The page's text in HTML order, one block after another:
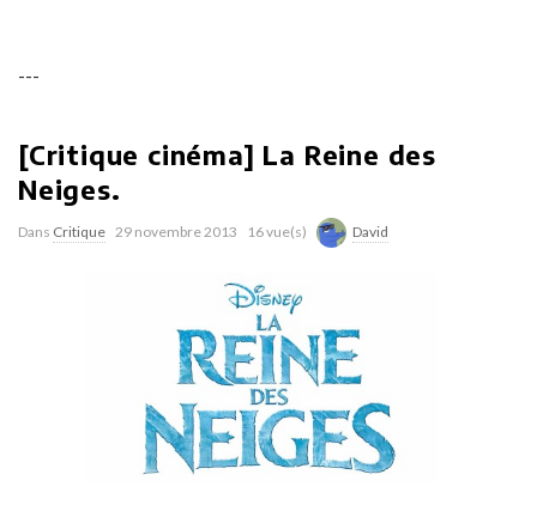
---
[Critique cinéma] La Reine des
Neiges.
Dans Critique 29 novembre 2013 16 vue(s) David